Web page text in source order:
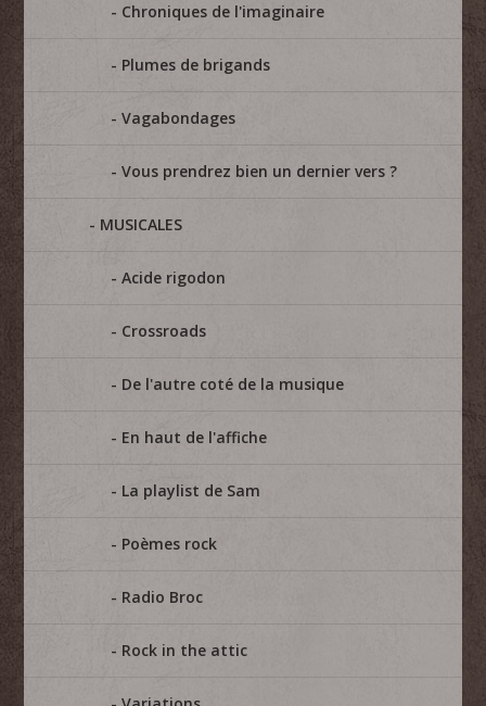
Chroniques de l'imaginaire
Plumes de brigands
Vagabondages
Vous prendrez bien un dernier vers ?
MUSICALES
Acide rigodon
Crossroads
De l'autre coté de la musique
En haut de l'affiche
La playlist de Sam
Poèmes rock
Radio Broc
Rock in the attic